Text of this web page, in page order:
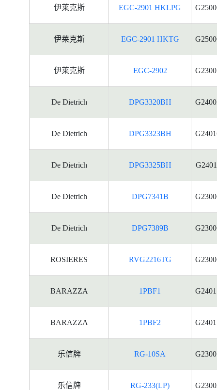
伊莱克斯 EGC-2901 HKLPG
伊莱克斯 EGC-2901 HKTG
伊莱克斯 EGC-2902
De Dietrich DPG3320BH
De Dietrich DPG3323BH
De Dietrich DPG3325BH
De Dietrich DPG7341B
De Dietrich DPG7389B
ROSIERES RVG2216TG
BARAZZA 1PBF1
BARAZZA 1PBF2
乐信牌 RG-10SA
乐信牌 RG-233(LP)